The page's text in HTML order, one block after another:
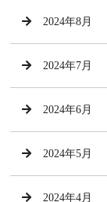
2024年8月
2024年7月
2024年6月
2024年5月
2024年4月